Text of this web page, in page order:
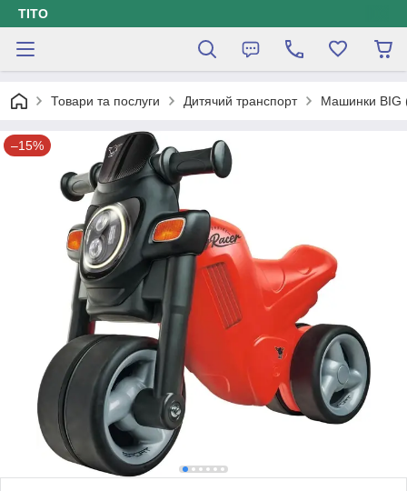
ТІТО
Товари та послуги Дитячий транспорт Машинки BIG
–15%